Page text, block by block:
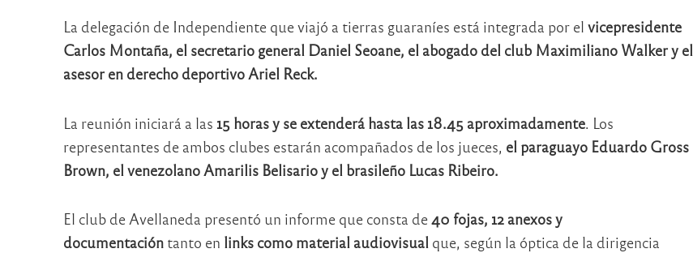
La delegación de Independiente que viajó a tierras guaraníes está integrada por el vicepresidente
Carlos Montaña, el secretario general Daniel Seoane, el abogado del club Maximiliano Walker y el
asesor en derecho deportivo Ariel Reck.
La reunión iniciará a las 15 horas y se extenderá hasta las 18.45 aproximadamente. Los
representantes de ambos clubes estarán acompañados de los jueces, el paraguayo Eduardo Gross
Brown, el venezolano Amarilis Belisario y el brasileño Lucas Ribeiro.
El club de Avellaneda presentó un informe que consta de40 fojas, 12 anexos y
documentacióntanto en links como material audiovisual que, según la óptica de la dirigencia